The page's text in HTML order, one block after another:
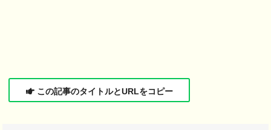
この記事のタイトルとURLをコピー